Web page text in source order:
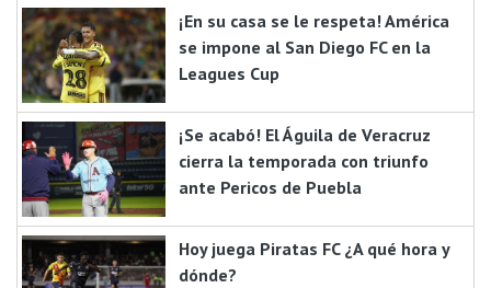
¡En su casa se le respeta! América
se impone al San Diego FC en la
Leagues Cup
¡Se acabó! El Águila de Veracruz
cierra la temporada con triunfo
ante Pericos de Puebla
Hoy juega Piratas FC ¿A qué hora y
dónde?